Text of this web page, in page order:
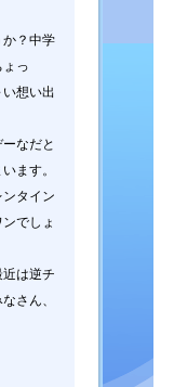
？中学
っ
想い出
なだと
ます。
タイン
でしょ
は逆チ
さん、